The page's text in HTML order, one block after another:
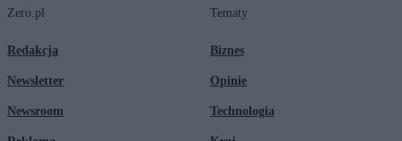
Zero.pl
Redakcja
Newsletter
Newsroom
Tematy
Biznes
Opinie
Technologia